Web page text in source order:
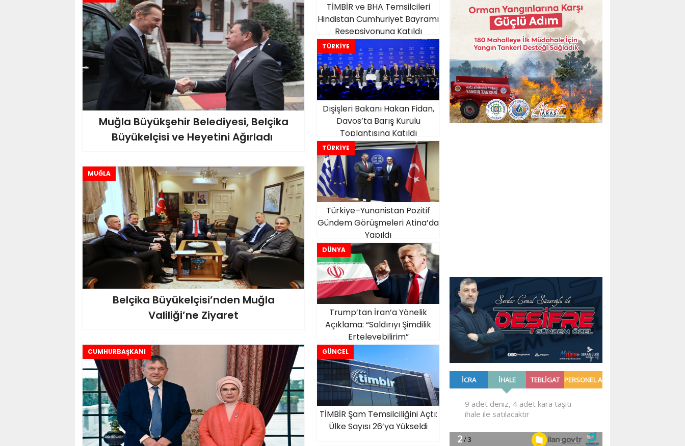
TİMBİR ve BHA Temsilcileri
Hindistan Cumhuriyet Bayramı
Resepsiyonuna Katıldı
Muğla Büyükşehir Belediyesi, Belçika
Büyükelçisi ve Heyetini Ağırladı
TÜRKİYE
Dışişleri Bakanı Hakan Fidan,
Davos’ta Barış Kurulu
Toplantısına Katıldı
TÜRKİYE
Türkiye–Yunanistan Pozitif
Gündem Görüşmeleri Atina’da
Yapıldı
MUĞLA
Belçika Büyükelçisi’nden Muğla
Valiliği’ne Ziyaret
DÜNYA
Trump’tan İran’a Yönelik
Açıklama: “Saldırıyı Şimdilik
Erteleyebilirim”
GÜNCEL
TİMBİR Şam Temsilciliğini Açtı:
Ülke Sayısı 26’ya Yükseldi
CUMHURBAŞKANI